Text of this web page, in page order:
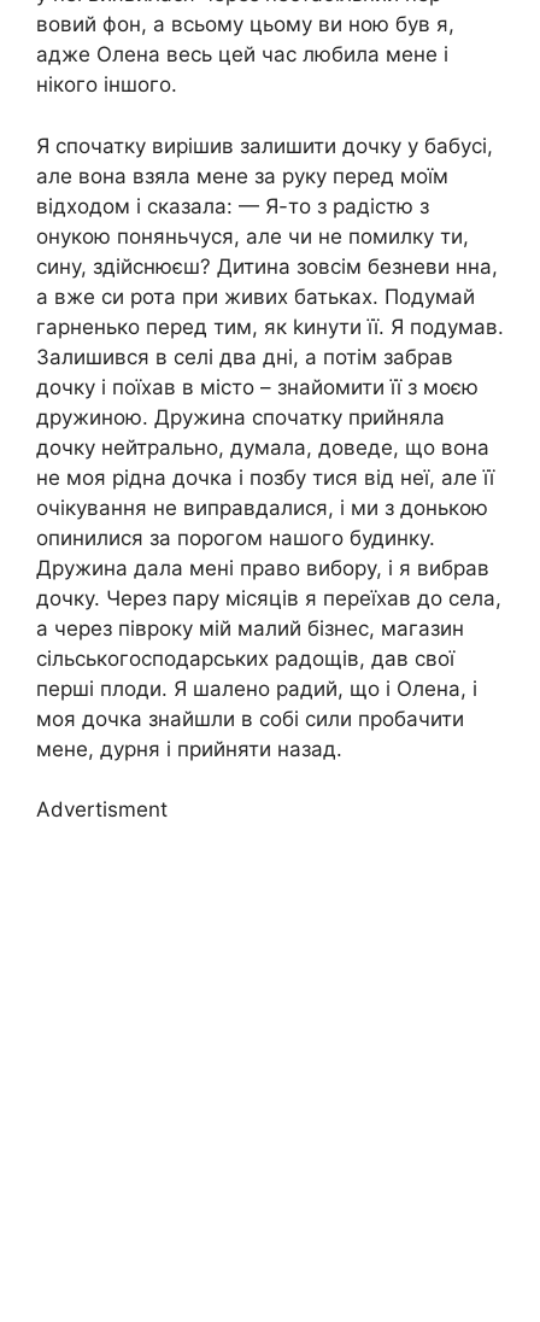
вовий фон, а всьому цьому ви ною був я,
адже Олена весь цей час любила мене і
нікого іншого.
Я спочатку вирішив залишити дочку у бабусі,
але вона взяла мене за руку перед моїм
відходом і сказала: — Я-то з радістю з
онукою поняньчуся, але чи не помилку ти,
сину, здійснюєш? Дитина зовсім безневи нна,
а вже си рота при живих батьках. Подумай
гарненько перед тим, як kинути її. Я подумав.
Залишився в селі два дні, а потім забрав
дочку і поїхав в місто – знайомити її з моєю
дружиною. Дружина спочатку прийняла
дочку нейтрально, думала, доведе, що вона
не моя рідна дочка і позбу тися від неї, але її
очікування не виправдалися, і ми з донькою
опинилися за порогом нашого будинку.
Дружина дала мені право вибору, і я вибрав
дочку. Через пару місяців я переїхав до села,
а через півроку мій малий бізнес, магазин
сільськогосподарських радощів, дав свої
перші плоди. Я шалено радий, що і Олена, і
моя дочка знайшли в собі сили пробачити
мене, дурня і прийняти назад.
Advertisment